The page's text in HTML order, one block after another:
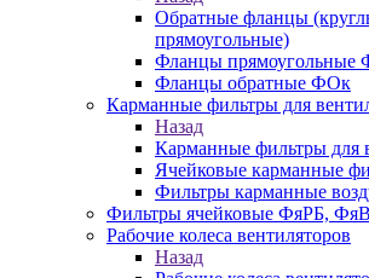
Обратные фланцы
прямоугольные)
Фланцы прямоугольные
Фланцы обратные ФОк
Карманные фильтры для
Назад
Карманные фильтры для
Ячейковые карманные
Фильтры карманные
Фильтры ячейковые ФяРБ,
Рабочие колеса вентиляторов
Назад